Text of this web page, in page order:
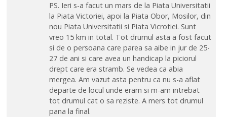
PS. Ieri s-a facut un mars de la Piata Universitatii
la Piata Victoriei, apoi la Piata Obor, Mosilor, din
nou Piata Universitatii si Piata Vicrotiei. Sunt
vreo 15 km in total. Tot drumul asta a fost facut
si de o persoana care parea sa aibe in jur de 25-
27 de ani si care avea un handicap la piciorul
drept care era stramb. Se vedea ca abia
mergea. Am vazut asta pentru ca nu s-a aflat
departe de locul unde eram si m-am intrebat
tot drumul cat o sa reziste. A mers tot drumul
pana la final.